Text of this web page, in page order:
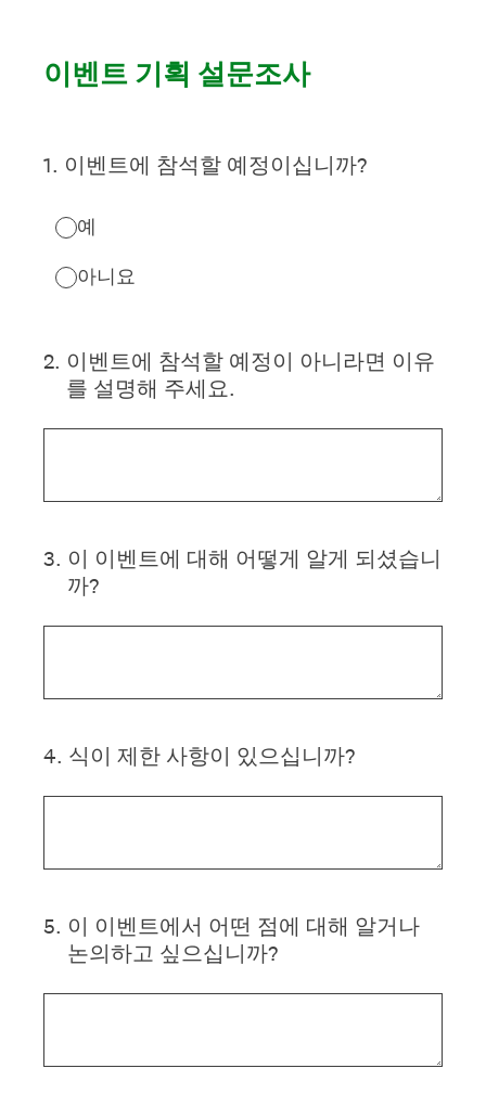
이벤트 기획 설문조사
1. 이벤트에 참석할 예정이십니까?
예
아니요
2. 이벤트에 참석할 예정이 아니라면 이유
를 설명해 주세요.
3. 이 이벤트에 대해 어떻게 알게 되셨습니
까?
4. 식이 제한 사항이 있으십니까?
5. 이 이벤트에서 어떤 점에 대해 알거나
논의하고 싶으십니까?